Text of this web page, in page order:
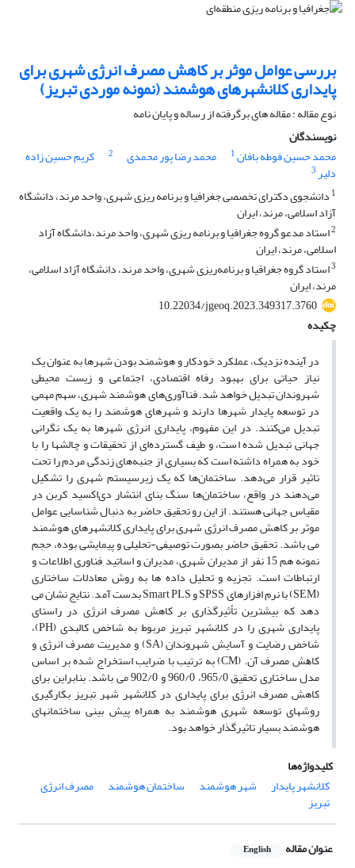
بررسی عوامل موثر بر کاهش مصرف انرژی شهری برای
پایداری کلانشهرهای هوشمند (نمونه موردی تبریز)
نوع مقاله : مقاله های برگرفته از رساله و پایان نامه
نویسندگان
محمد حسین فوطه بافان1 محمد رضا پور محمدی 2 کریم حسین زاده
دلیر3
1 دانشجوی دکترای تخصصی جغرافیا و برنامه ریزی شهری، واحد مرند، دانشگاه
آزاد اسلامی، مرند، ایران
2استاد مدعو گروه جغرافیا و برنامه ریزی شهری، واحد مرند،دانشگاه آزاد
اسلامی، مرند، ایران
3استاد گروه جغرافیا و برنامه‌ریزی شهری، واحد مرند، دانشگاه آزاد اسلامی،
مرند، ایران
10.22034/jgeoq.2023.349317.3760
چکیده
در آینده نزدیک، عملکرد خودکار و هوشمند بودن شهرها به عنوان یک
نیاز حیاتی برای بهبود رفاه اقتصادی، اجتماعی و زیست ‌محیطی
شهروندان تبدیل خواهد شد. فناآوری‌های هوشمند شهری، سهم مهمی
در توسعه پایدار شهرها دارند و شهرهای هوشمند را به یک واقعیت
تبدیل می‌کنند. در این مفهوم، پایداری انرژی شهرها به یک نگرانی
جهانی تبدیل شده ‌است، و طیف گسترده‌ای از تحقیقات و چالشها را با
خود به همراه داشته ‌است که بسیاری از جنبه‌های زندگی مردم را تحت
‌تاثیر قرار می‌دهد. ساختمان‌ها که یک زیرسیستم شهری را تشکیل
می‌دهند در واقع، ساختمان‌ها سنگ بنای انتشار دی‌اکسید کربن در
مقیاس جهانی هستند. از این رو تحقیق حاضر به دنبال شناسایی عوامل
موثر بر کاهش مصرف انرژی شهری برای پایداری کلانشهرهای هوشمند
می باشد. تحقیق حاضر بصورت توصیفی-تحلیلی و پیمایشی بوده، حجم
نمونه هم 15 نفر از مدیران شهری، مدیران و اساتید فناوری اطلاعات و
ارتباطات است. تجزیه و تحلیل داده ها به روش معادلات ساختاری
(SEM) با نرم افزارهای SPSS و Smart PLS بدست آمد. نتایج نشان می
دهد که بیشترین تأثیرگذاری بر کاهش مصرف انرژی در راستای
پایداری شهری را در کلانشهر تبریز مربوط به شاخص کالبدی (PH)،
شاخص رضایت و آسایش شهروندان (SA) و ﻣﺪﻳﺮﻳﺖ ﻣﺼﺮف اﻧﺮژى و
ﻛﺎﻫﺶ ﻣﺼﺮف آن. (CM) به ترتیب با ضرایب استخراج شده بر اساس
مدل ساختاری تحقیق 965/0، 960/0 و 902/0 می باشد. بنابراین برای
کاهش مصرف انرژی برای پایداری در کلانشهر شهر تبریز بکارگیری
روشهای توسعه شهری هوشمند به همراه پیش بینی ساختمانهای
هوشمند بسیار تاثیرگذار خواهد بود.
کلیدواژه‌ها
کلانشهر پایدار
شهر هوشمند ساختمان هوشمند مصرف انرژی
تبریز
عنوان مقاله English